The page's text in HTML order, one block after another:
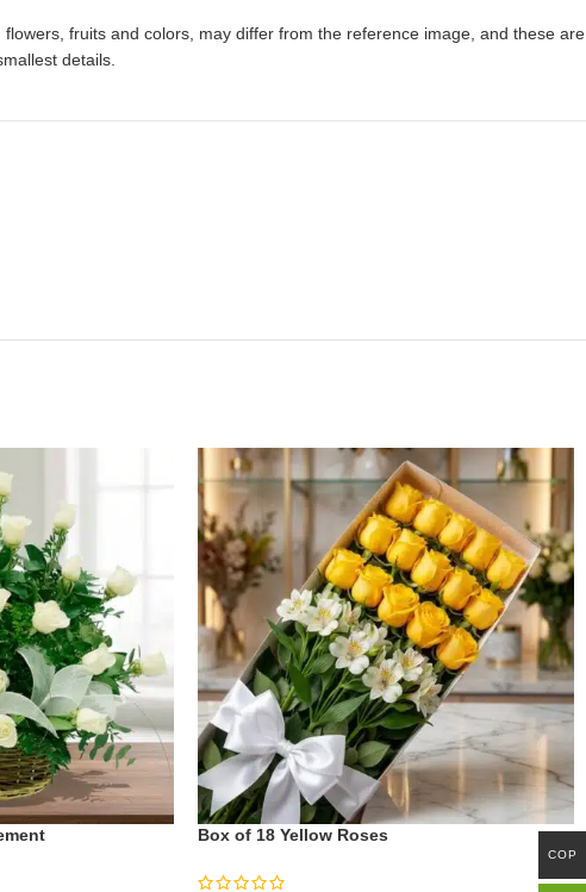
fruits and colors, may differ from the reference image, and these are
details.
Box of 18 Yellow Roses
COP